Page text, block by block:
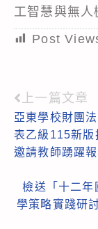
工智慧與無人
Post
Read
more
articles
上一篇文章
亞東學校財團
表乙級115新版
邀請教師踴躍報
檢送「十二年
學策略實踐研